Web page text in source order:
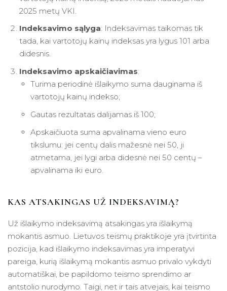
2025 metų VKI.
Indeksavimo sąlyga: Indeksavimas taikomas tik
tada, kai vartotojų kainų indeksas yra lygus 101 arba
didesnis.
Indeksavimo apskaičiavimas:
Turima periodinė išlaikymo suma dauginama iš
vartotojų kainų indekso;
Gautas rezultatas dalijamas iš 100;
Apskaičiuota suma apvalinama vieno euro
tikslumu: jei centų dalis mažesnė nei 50, ji
atmetama, jei lygi arba didesnė nei 50 centų –
apvalinama iki euro.
KAS ATSAKINGAS UŽ INDEKSAVIMĄ?
Už išlaikymo indeksavimą atsakingas yra išlaikymą
mokantis asmuo. Lietuvos teismų praktikoje yra įtvirtinta
pozicija, kad išlaikymo indeksavimas yra imperatyvi
pareiga, kurią išlaikymą mokantis asmuo privalo vykdyti
automatiškai, be papildomo teismo sprendimo ar
antstolio nurodymo. Taigi, net ir tais atvejais, kai teismo